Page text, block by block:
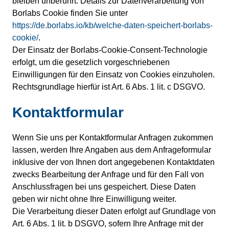
Borlabs Cookie finden Sie unter
https://de.borlabs.io/kb/welche-daten-speichert-borlabs-
cookie/.
Der Einsatz der Borlabs-Cookie-Consent-Technologie
erfolgt, um die gesetzlich vorgeschriebenen
Einwilligungen für den Einsatz von Cookies einzuholen.
Rechtsgrundlage hierfür ist Art. 6 Abs. 1 lit. c DSGVO.
Kontaktformular
Wenn Sie uns per Kontaktformular Anfragen zukommen
lassen, werden Ihre Angaben aus dem Anfrageformular
inklusive der von Ihnen dort angegebenen Kontaktdaten
zwecks Bearbeitung der Anfrage und für den Fall von
Anschlussfragen bei uns gespeichert. Diese Daten
geben wir nicht ohne Ihre Einwilligung weiter.
Die Verarbeitung dieser Daten erfolgt auf Grundlage von
Art. 6 Abs. 1 lit. b DSGVO, sofern Ihre Anfrage mit der